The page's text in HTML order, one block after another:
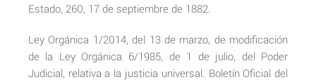
Estado, 260, 17 de septiembre de 1882.
Ley Orgánica 1/2014, del 13 de marzo, de modificación
de la Ley Orgánica 6/1985, de 1 de julio, del Poder
Judicial, relativa a la justicia universal. Boletín Oficial del